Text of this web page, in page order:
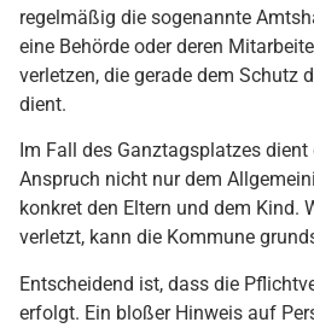
regelmäßig die sogenannte
eine Behörde oder deren
verletzen, die gerade dem Schutz
dient.
Im Fall des Ganztagsplatzes
Anspruch nicht nur dem
konkret den Eltern und dem Kind.
verletzt, kann die Kommune
Entscheidend ist, dass die
erfolgt. Ein bloßer Hinweis auf